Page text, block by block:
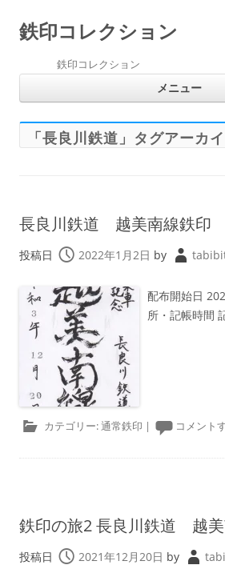
鉄印コレクション
鉄印コレクション
メニュー
「長良川鉄道 」タグアーカ
長良川鉄道 越美南線鉄印
投稿日 2022年1月2日 by
配布開始日
所・記帳時間
カテゴリー:通常鉄印 | コメント
鉄印の旅2 長良川鉄道 越
投稿日 2021年12月20日 by